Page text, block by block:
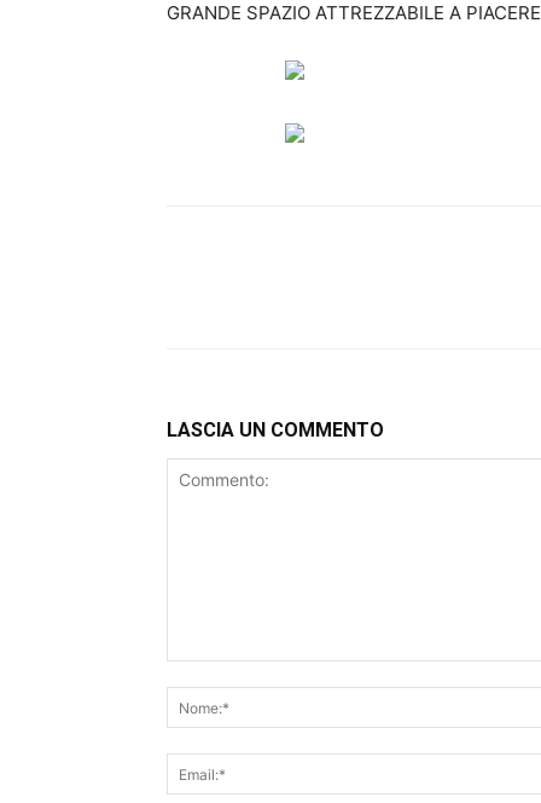
GRANDE SPAZIO ATTREZZABILE A
LASCIA UN COMMENTO